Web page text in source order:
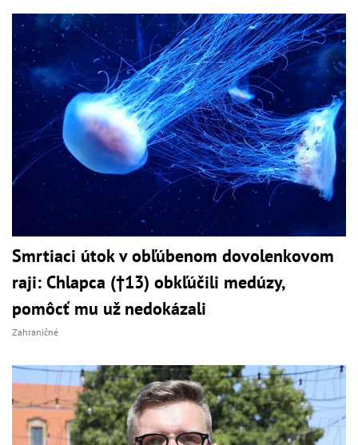
Smrtiaci útok v obľúbenom dovolenkovom
raji: Chlapca (†13) obkľúčili medúzy,
pomôcť mu už nedokázali
Zahraničné